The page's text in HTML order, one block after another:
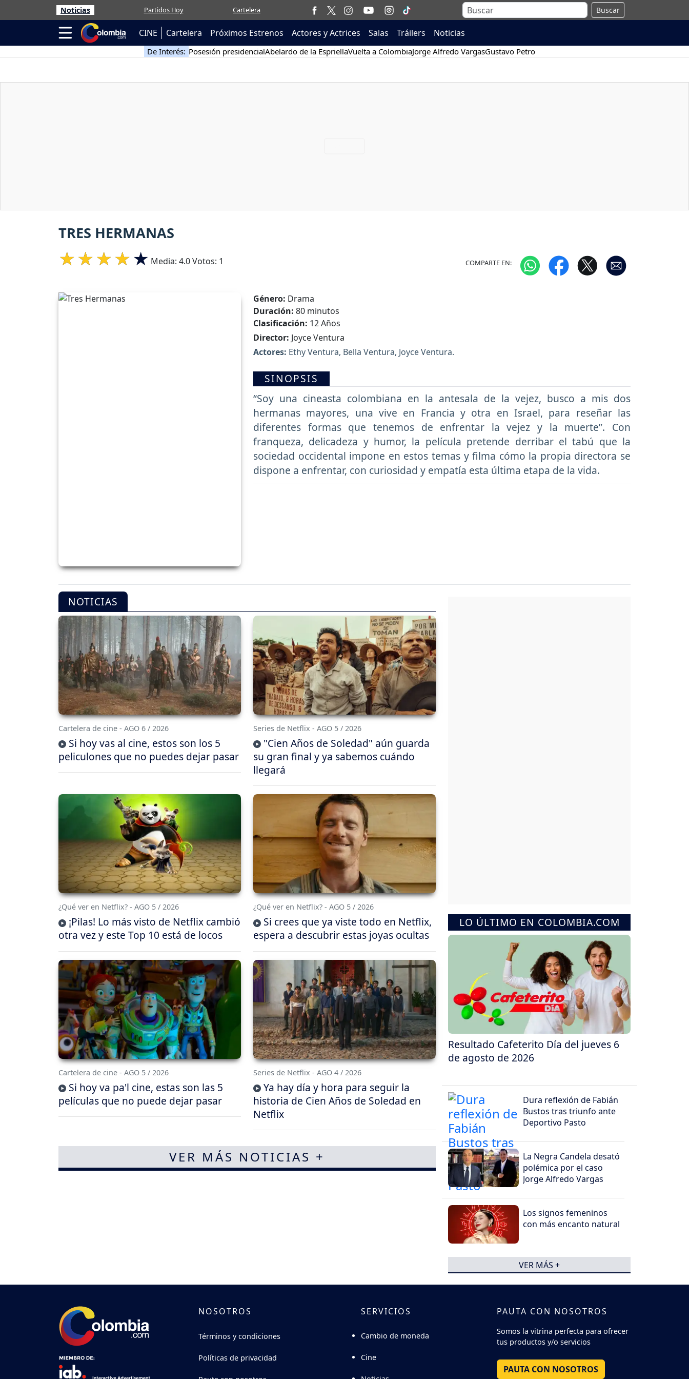
Noticias Partidos Hoy Cartelera Buscar
CINE Cartelera Próximos Estrenos Actores y Actrices Salas Tráilers Noticias
De Interés: Posesión presidencialAbelardo de la EspriellaVuelta a ColombiaJorge Alfredo VargasGustavo Petro
TRES HERMANAS
Media: 4.0Votos: 1 COMPARTE EN:
Género: Drama
Duración: 80 minutos
Clasificación: 12 Años
Director: Joyce Ventura
Actores: Ethy Ventura, Bella Ventura, Joyce Ventura.
SINOPSIS
“Soy una cineasta colombiana en la antesala de la vejez, busco a mis dos
hermanas mayores, una vive en Francia y otra en Israel, para reseñar las
diferentes formas que tenemos de enfrentar la vejez y la muerte”. Con
franqueza, delicadeza y humor, la película pretende derribar el tabú que la
sociedad occidental impone en estos temas y filma cómo la propia directora se
dispone a enfrentar, con curiosidad y empatía esta última etapa de la vida.
NOTICIAS
Cartelera de cine - AGO 6 / 2026
Si hoy vas al cine, estos son los 5
peliculones que no puedes dejar pasar
Series de Netflix - AGO 5 / 2026
"Cien Años de Soledad" aún guarda
su gran final y ya sabemos cuándo
llegará
¿Qué ver en Netflix? - AGO 5 / 2026
¡Pilas! Lo más visto de Netflix cambió
otra vez y este Top 10 está de locos
¿Qué ver en Netflix? - AGO 5 / 2026
Si crees que ya viste todo en Netflix,
espera a descubrir estas joyas ocultas
Cartelera de cine - AGO 5 / 2026
Si hoy va pa'l cine, estas son las 5
películas que no puede dejar pasar
Series de Netflix - AGO 4 / 2026
Ya hay día y hora para seguir la
historia de Cien Años de Soledad en
Netflix
VER MÁS NOTICIAS +
LO ÚLTIMO EN COLOMBIA.COM
Resultado Cafeterito Día del jueves 6
de agosto de 2026
Dura reflexión de Fabián
Bustos tras triunfo ante
Deportivo Pasto
La Negra Candela desató
polémica por el caso
Jorge Alfredo Vargas
Los signos femeninos
con más encanto natural
VER MÁS +
NOSOTROS
Términos y condiciones
Políticas de privacidad
SERVICIOS
Cambio de moneda
Cine
PAUTA CON NOSOTROS
Somos la vitrina perfecta para ofrecer
tus productos y/o servicios
PAUTA CON NOSOTROS